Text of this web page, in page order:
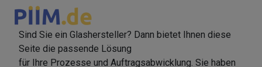
Sind Sie ein Glashersteller? Dann bietet Ihnen diese
Seite die passende Lösung
für Ihre Prozesse und Auftragsabwicklung. Sie haben